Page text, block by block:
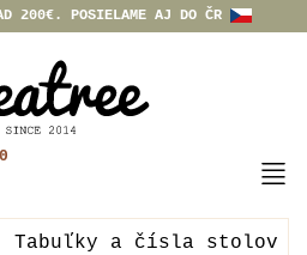
200€. POSIELAME AJ DO ČR
0
Tabuľky a čísla stolov